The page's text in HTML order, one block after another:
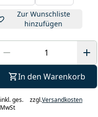
Zur Wunschliste
hinzufügen
In den Warenkorb
inkl. ges.
MwSt
zzgl.Versandkosten